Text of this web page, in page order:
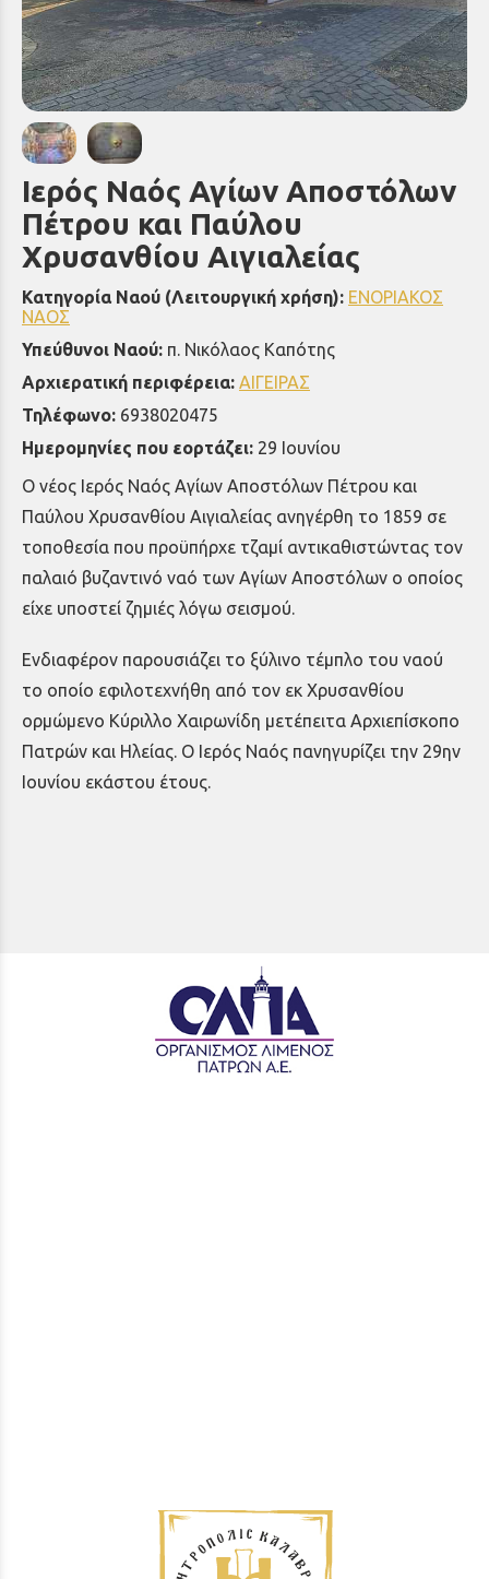
Ιερός Ναός Αγίων Αποστόλων
Πέτρου και Παύλου
Χρυσανθίου Αιγιαλείας
Κατηγορία Ναού (Λειτουργική χρήση): ΕΝΟΡΙΑΚΟΣ
ΝΑΟΣ
Υπεύθυνοι Ναού: π. Νικόλαος Καπότης
Αρχιερατική περιφέρεια: ΑΙΓΕΙΡΑΣ
Τηλέφωνο: 6938020475
Ημερομηνίες που εορτάζει: 29 Ιουνίου
Ο νέος Ιερός Ναός Αγίων Αποστόλων Πέτρου και
Παύλου Χρυσανθίου Αιγιαλείας ανηγέρθη το 1859 σε
τοποθεσία που προϋπήρχε τζαμί αντικαθιστώντας τον
παλαιό βυζαντινό ναό των Αγίων Αποστόλων ο οποίος
είχε υποστεί ζημιές λόγω σεισμού.
Ενδιαφέρον παρουσιάζει το ξύλινο τέμπλο του ναού
το οποίο εφιλοτεχνήθη από τον εκ Χρυσανθίου
ορμώμενο Κύριλλο Χαιρωνίδη μετέπειτα Αρχιεπίσκοπο
Πατρών και Ηλείας. Ο Ιερός Ναός πανηγυρίζει την 29ην
Ιουνίου εκάστου έτους.